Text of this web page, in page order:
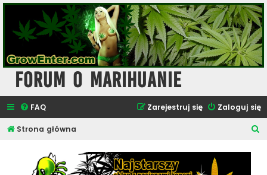
Forum o Marihuanie
FAQ Zaloguj się
Zarejestruj się
Strona główna